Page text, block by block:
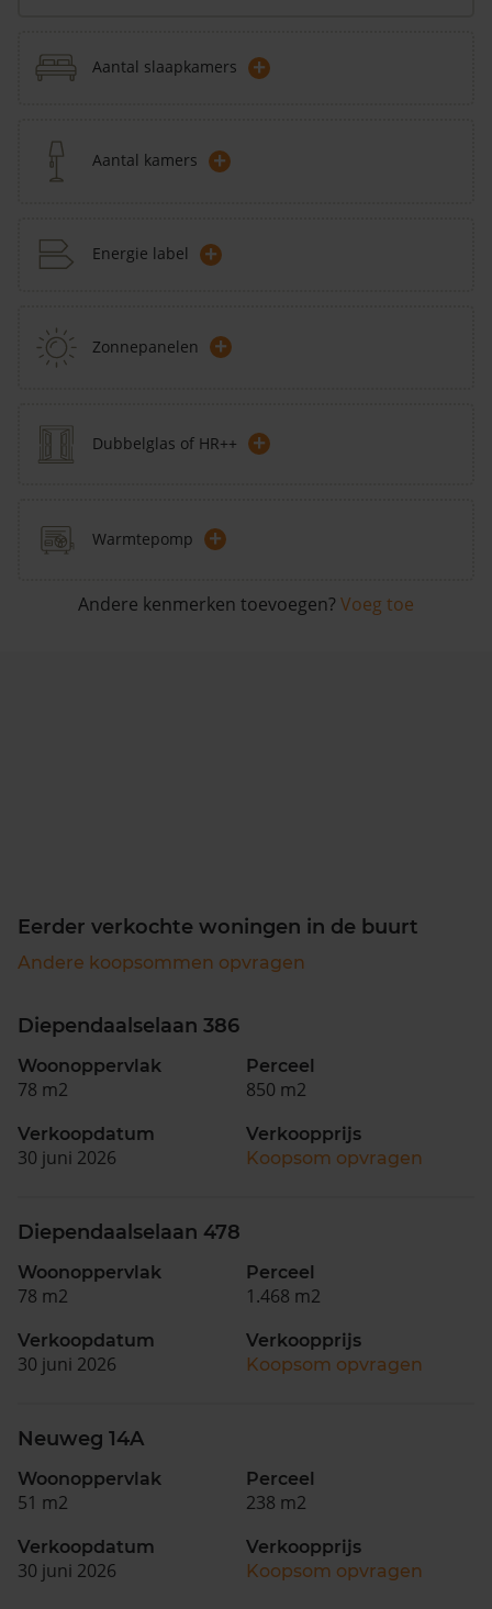
Aantal slaapkamers +
Aantal kamers +
Energie label +
Zonnepanelen +
Dubbelglas of HR++ +
Warmtepomp +
Andere kenmerken toevoegen? Voeg toe
Eerder verkochte woningen in de buurt
Andere koopsommen opvragen
Diependaalselaan 386
Woonoppervlak
78 m2
Perceel
850 m2
Verkoopdatum
30 juni 2026
Verkoopprijs
Koopsom opvragen
Diependaalselaan 478
Woonoppervlak
78 m2
Perceel
1.468 m2
Verkoopdatum
30 juni 2026
Verkoopprijs
Koopsom opvragen
Neuweg 14A
Woonoppervlak
51 m2
Perceel
238 m2
Verkoopdatum
30 juni 2026
Verkoopprijs
Koopsom opvragen